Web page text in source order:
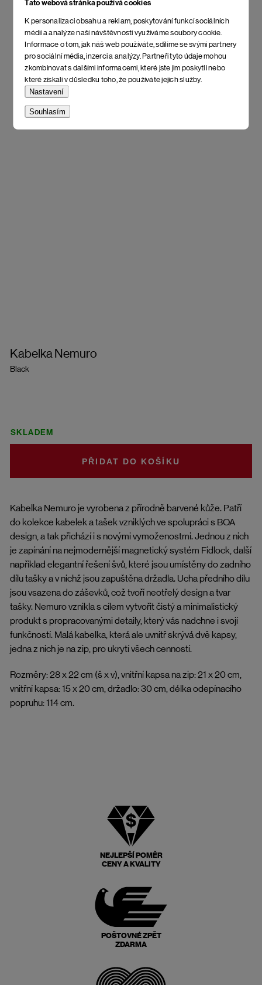
Tato webová stránka používá cookies
K personalizaci obsahu a reklam, poskytování funkcí sociálních
médií a analýze naší návštěvnosti využíváme soubory cookie.
Informace o tom, jak náš web používáte, sdílíme se svými partnery
pro sociální média, inzerci a analýzy. Partneři tyto údaje mohou
zkombinovat s dalšími informacemi, které jste jim poskytli nebo
které získali v důsledku toho, že používáte jejich služby.
Nastavení
Souhlasím
Kabelka Nemuro
Black
Kabelka Nemuro je vyrobena z přírodně barvené kůže. Patří
do kolekce kabelek a tašek vzniklých ve spolupráci s BOA
design, a tak přichází i s novými vymoženostmi. Jednou z nich
je zapínání na nejmodernější magnetický systém Fidlock, další
například elegantní řešení švů, které jsou umístěny do zadního
dílu tašky a v nichž jsou zapuštěna držadla. Ucha předního dílu
jsou vsazena do záševků, což tvoří neotřelý design a tvar
tašky. Nemuro vznikla s cílem vytvořit čistý a minimalistický
produkt s propracovanými detaily, který vás nadchne i svojí
funkčností. Malá kabelka, která ale uvnitř skrývá dvě kapsy,
jedna z nich je na zip, pro ukrytí všech cenností.
Rozměry: 28 x 22 cm (š x v), vnitřní kapsa na zip: 21 x 20 cm,
vnitřní kapsa: 15 x 20 cm, držadlo: 30 cm, délka odepínacího
popruhu: 114 cm.
SKLADEM
DO KOŠÍKU
NEJLEPŠÍ POMĚR
CENY A KVALITY
POŠTOVNÉ ZPĚT
ZDARMA